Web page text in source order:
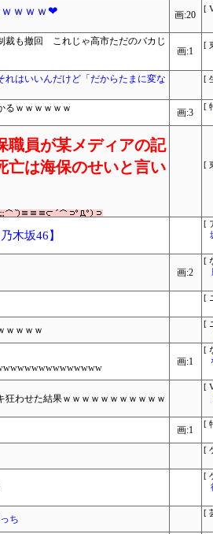
ｗｗｗｗ❤ 画:20
[
裁も撤回 これじゃ高市ただのバカじ
画:1
[
れはいいんだけど「だからたまに変な
[
るｗｗｗｗｗｗ 画:3
[
職員が某メディアの記
亡は海保のせいと言い
[
木坂46】
[
画:2
[
[
ｗｗｗｗ
[
画:1
[
わせた結果ｗｗｗｗｗｗｗｗｗｗｗ
[
画:1
[
[
[
ち
[